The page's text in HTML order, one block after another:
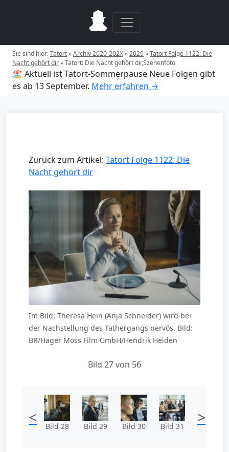
Sie sind hier:Tatort»Archiv 2020-202X»2020»Tatort Folge 1122: Die
Nacht gehört dir»Tatort: Die Nacht gehört dir,Szenenfoto
🏖️ Aktuell ist Tatort-Sommerpause Neue Folgen gibt
es ab 13 September. Mehr erfahren →
Zurück zum Artikel: Tatort Folge 1122: Die
Nacht gehört dir
Im Bild: Theresa Hein (Anja Schneider) wird bei
der Nachstellung des Tathergangs nervös. Bild:
BR/Hager Moss Film GmbH/Hendrik Heiden
Bild 27 von 56
< Bild 28 Bild 29 Bild 30 Bild 31 >